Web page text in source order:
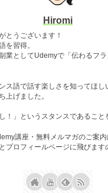
Hiromi
とうございます！
を習得。
業としてUdemyで「伝わるフ
ス語で話す楽しさを知ってほし
上げました。
！」というスタンスであること
講座・無料メルマガのご案
プロフィールページに飛びます